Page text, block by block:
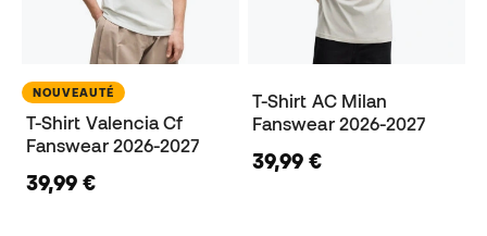
NOUVEAUTÉ
T-Shirt Valencia Cf
Fanswear 2026-2027
39,99 €
T-Shirt AC Milan
Fanswear 2026-2027
39,99 €